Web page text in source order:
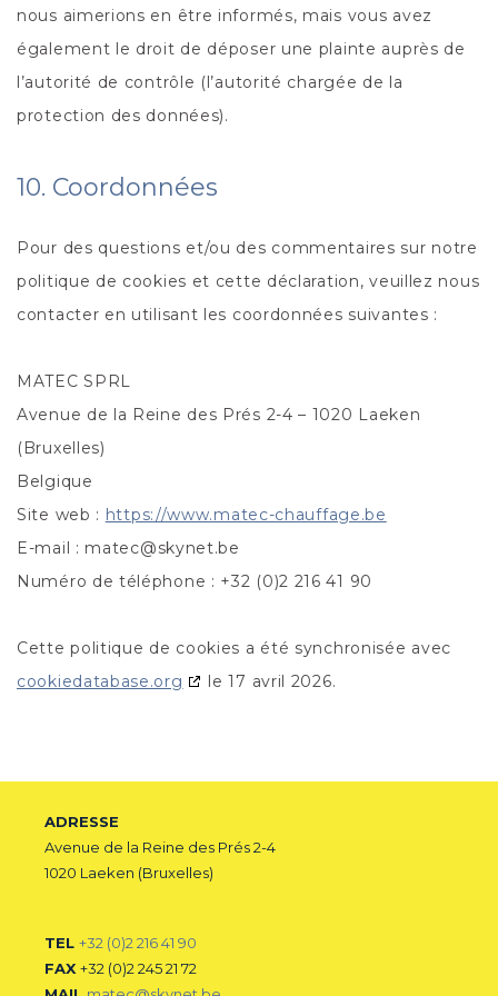
nous aimerions en être informés, mais vous avez
également le droit de déposer une plainte auprès de
l’autorité de contrôle (l’autorité chargée de la
protection des données).
10. Coordonnées
Pour des questions et/ou des commentaires sur notre
politique de cookies et cette déclaration, veuillez nous
contacter en utilisant les coordonnées suivantes :
MATEC SPRL
Avenue de la Reine des Prés 2-4 – 1020 Laeken
(Bruxelles)
Belgique
Site web : https://www.matec-chauffage.be
E-mail : matec@skynet.be
Numéro de téléphone : +32 (0)2 216 41 90
Cette politique de cookies a été synchronisée avec
cookiedatabase.org
le 17 avril 2026.
ADRESSE
Avenue de la Reine des Prés 2-4
1020 Laeken (Bruxelles)
TEL +32 (0)2 216 41 90
FAX +32 (0)2 245 21 72